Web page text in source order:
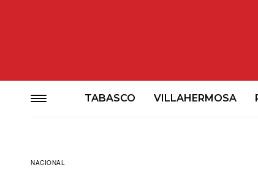
TABASCO VILLAHERMOSA
NACIONAL